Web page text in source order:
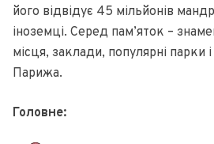
його відвідує 45 мільйонів
іноземці. Серед пам’яток –
місця, заклади, популярні парки
Парижа.
Головне: